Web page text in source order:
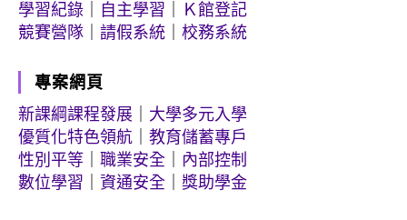
學習紀錄
自主學習
Ｋ館登記
競賽營隊
請假系統 校務系統
專案網頁
新課綱課程發展
大學多元入學
優質化特色領航
教育儲蓄專戶
性別平等
職業安全
內部控制
數位學習
資通安全 獎助學金